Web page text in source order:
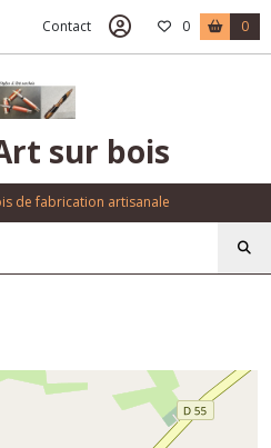
Contact 0 0
sur bois
de fabrication artisanale